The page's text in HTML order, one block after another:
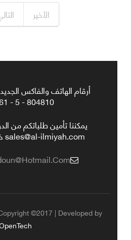
الأخير
804810 - 5 - 00961
يمكننا تأمين طلباتكم من
sales@al-ilmiyah.com خدمتكم تسعدنا
©2017 | Developed by